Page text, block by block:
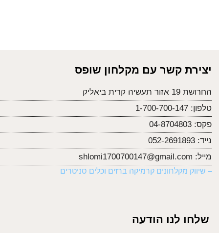
יצירת קשר עם מקלחון שופס
החרושת 19 אזור תעשיה קרית ביאליק
טלפון: 1-700-700-147
פקס: 04-8704803
נייד: 052-2691893
מייל: shlomi1700700147@gmail.com
– שיווק מקלחונים קרמיקה ברזים וכלים סניטרים
שלחו לנו הודעה